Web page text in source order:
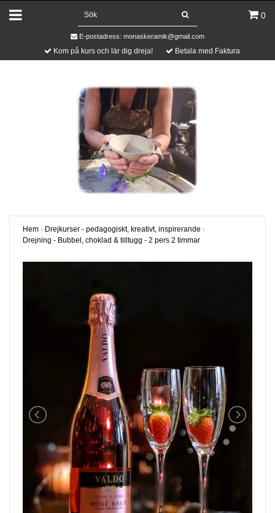
0
E-postadress: monaskeramik@gmail.com
Kom på kurs och lär dig dreja! Betala med Faktura
Hem › Drejkurser - pedagogiskt, kreativt, inspirerande ›
Drejning - Bubbel, choklad & tilltugg - 2 pers 2 timmar